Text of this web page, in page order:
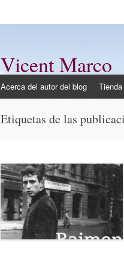
Vicent Marco
Acerca del autor del blog Tienda
Etiquetas de las